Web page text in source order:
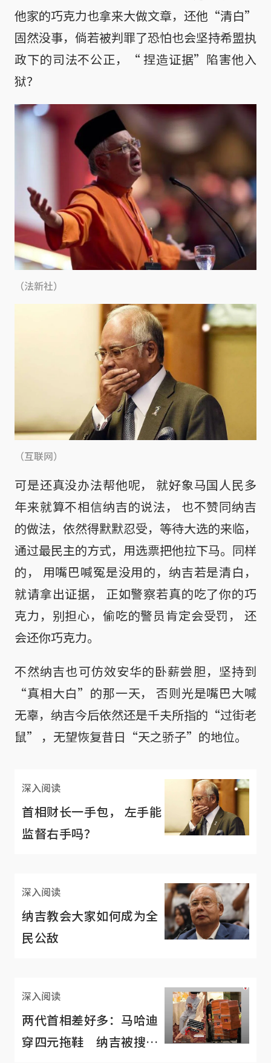
他家的巧克力也拿来大做文章，还他“清白”
固然没事，倘若被判罪了恐怕也会坚持希盟执
政下的司法不公正，“ 捏造证据”陷害他入
狱？
（法新社）
（互联网）
可是还真没办法帮他呢， 就好象马国人民多
年来就算不相信纳吉的说法， 也不赞同纳吉
的做法，依然得默默忍受，等待大选的来临，
通过最民主的方式，用选票把他拉下马。同样
的， 用嘴巴喊冤是没用的，纳吉若是清白，
就请拿出证据， 正如警察若真的吃了你的巧
克力，别担心，偷吃的警员肯定会受罚， 还
会还你巧克力。
不然纳吉也可仿效安华的卧薪尝胆，坚持到
“真相大白”的那一天， 否则光是嘴巴大喊
无辜，纳吉今后依然还是千夫所指的“过街老
鼠” ，无望恢复昔日“天之骄子”的地位。
深入阅读
首相财长一手包， 左手能
监督右手吗？
深入阅读
纳吉教会大家如何成为全
民公敌
深入阅读
两代首相差好多：马哈迪
穿四元拖鞋 纳吉被搜财